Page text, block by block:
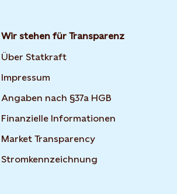
Wir stehen für Transparenz
Über Statkraft
Impressum
Angaben nach §37a HGB
Finanzielle Informationen
Market Transparency
Stromkennzeichnung